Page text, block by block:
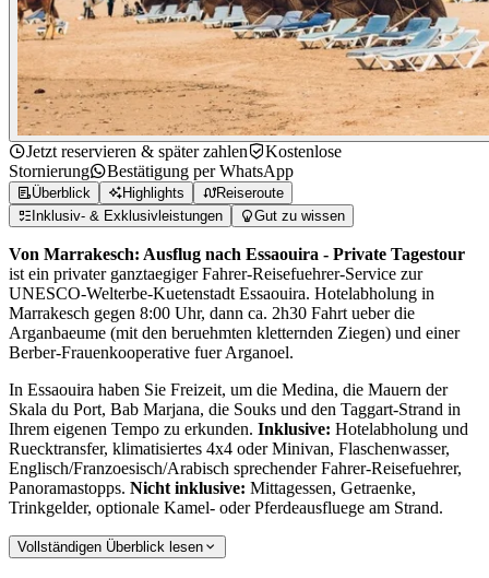
Jetzt reservieren & später zahlen
Kostenlose
Stornierung
Bestätigung per WhatsApp
Überblick Highlights
Reiseroute
Inklusiv- & Exklusivleistungen
Gut zu wissen
Von Marrakesch: Ausflug nach Essaouira - Private Tagestour
ist ein privater ganztaegiger Fahrer-Reisefuehrer-Service zur
UNESCO-Welterbe-Kuetenstadt Essaouira. Hotelabholung in
Marrakesch gegen 8:00 Uhr, dann ca. 2h30 Fahrt ueber die
Arganbaeume (mit den beruehmten kletternden Ziegen) und einer
Berber-Frauenkooperative fuer Arganoel.
In Essaouira haben Sie Freizeit, um die Medina, die Mauern der
Skala du Port, Bab Marjana, die Souks und den Taggart-Strand in
Ihrem eigenen Tempo zu erkunden. Inklusive: Hotelabholung und
Ruecktransfer, klimatisiertes 4x4 oder Minivan, Flaschenwasser,
Englisch/Franzoesisch/Arabisch sprechender Fahrer-Reisefuehrer,
Panoramastopps. Nicht inklusive: Mittagessen, Getraenke,
Trinkgelder, optionale Kamel- oder Pferdeausfluege am Strand.
Vollständigen Überblick lesen